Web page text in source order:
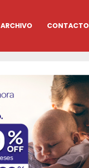
ARCHIVO CONTACTO